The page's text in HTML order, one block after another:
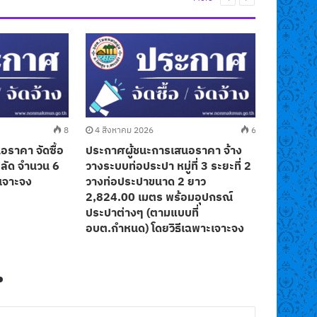
8
ราคา จัดซื้อ
ด จำนวน 6
าะจง
4 สิงหาคม 2026 6
ประกาศผู้ชนะการเสนอราคา จ้าง
วางระบบท่อประปา หมู่ที่ 3 ระยะที่ 2
วางท่อประปาขนาด 2 ยาว
2,824.00 เมตร พร้อมอุปกรณ์
ประปาต่างๆ (ตามแบบที่
อบต.กำหนด) โดยวิธีเฉพาะเจาะจง
22 กรกฎ
ประกา
วัสดุอุป
ต้นแบบ
จำนวน
ปีงบปร
เจาะจง